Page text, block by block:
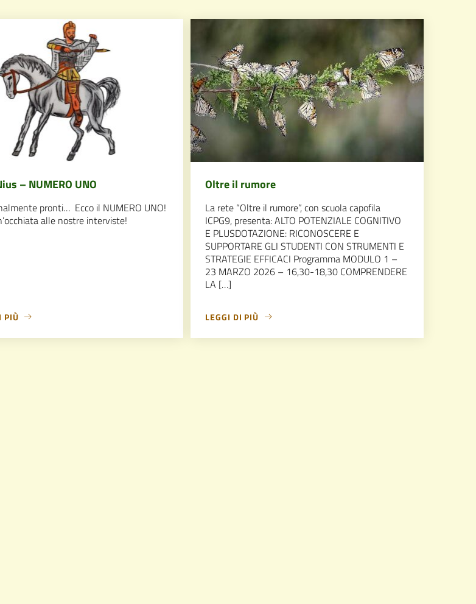
– NUMERO UNO
pronti… Ecco il NUMERO UNO!
alle nostre interviste!
PIÙ
Oltre il rumore
La rete “Oltre il rumore”, con scuola capofila
ICPG9, presenta: ALTO POTENZIALE COGNITIVO
E PLUSDOTAZIONE: RICONOSCERE E
SUPPORTARE GLI STUDENTI CON STRUMENTI E
STRATEGIE EFFICACI Programma MODULO 1 –
23 MARZO 2026 – 16,30-18,30 COMPRENDERE
LA […]
LEGGI DI PIÙ